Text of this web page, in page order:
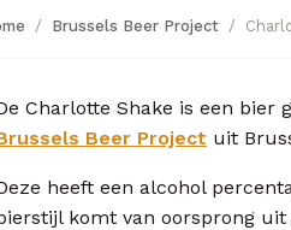
Brussels Beer Project
Charlotte Shake is een bier
Beer Project uit
heeft een alcohol
komt van oorsprong uit